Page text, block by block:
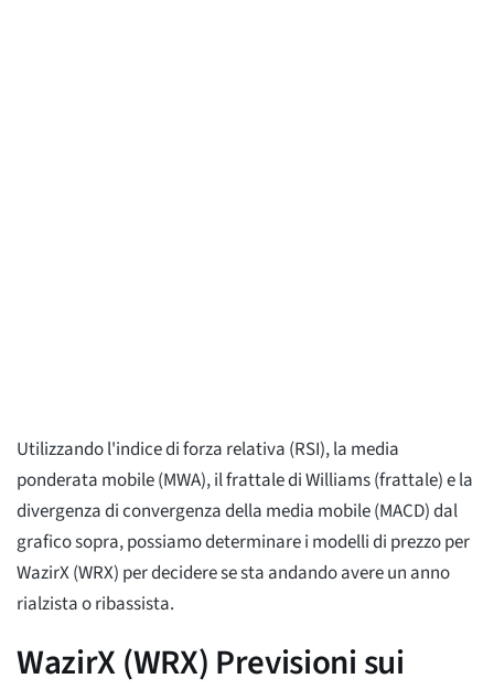
Utilizzando l'indice di forza relativa (RSI), la media
ponderata mobile (MWA), il frattale di Williams (frattale) e la
divergenza di convergenza della media mobile (MACD) dal
grafico sopra, possiamo determinare i modelli di prezzo per
WazirX (WRX) per decidere se sta andando avere un anno
rialzista o ribassista.
WazirX (WRX) Previsioni sui